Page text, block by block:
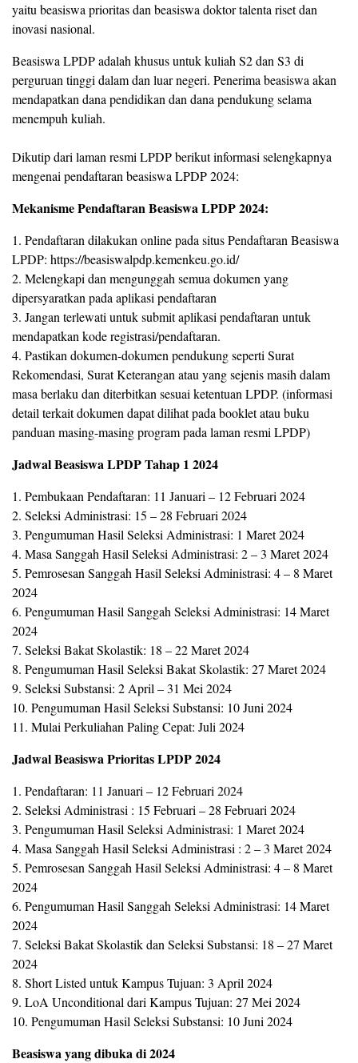
yaitu beasiswa prioritas dan beasiswa doktor talenta riset dan
inovasi nasional.
Beasiswa LPDP adalah khusus untuk kuliah S2 dan S3 di
perguruan tinggi dalam dan luar negeri. Penerima beasiswa akan
mendapatkan dana pendidikan dan dana pendukung selama
menempuh kuliah.
Dikutip dari laman resmi LPDP berikut informasi selengkapnya
mengenai pendaftaran beasiswa LPDP 2024:
Mekanisme Pendaftaran Beasiswa LPDP 2024:
1. Pendaftaran dilakukan online pada situs Pendaftaran Beasiswa
LPDP: https://beasiswalpdp.kemenkeu.go.id/
2. Melengkapi dan mengunggah semua dokumen yang
dipersyaratkan pada aplikasi pendaftaran
3. Jangan terlewati untuk submit aplikasi pendaftaran untuk
mendapatkan kode registrasi/pendaftaran.
4. Pastikan dokumen-dokumen pendukung seperti Surat
Rekomendasi, Surat Keterangan atau yang sejenis masih dalam
masa berlaku dan diterbitkan sesuai ketentuan LPDP. (informasi
detail terkait dokumen dapat dilihat pada booklet atau buku
panduan masing-masing program pada laman resmi LPDP)
Jadwal Beasiswa LPDP Tahap 1 2024
1. Pembukaan Pendaftaran: 11 Januari – 12 Februari 2024
2. Seleksi Administrasi: 15 – 28 Februari 2024
3. Pengumuman Hasil Seleksi Administrasi: 1 Maret 2024
4. Masa Sanggah Hasil Seleksi Administrasi: 2 – 3 Maret 2024
5. Pemrosesan Sanggah Hasil Seleksi Administrasi: 4 – 8 Maret
2024
6. Pengumuman Hasil Sanggah Seleksi Administrasi: 14 Maret
2024
7. Seleksi Bakat Skolastik: 18 – 22 Maret 2024
8. Pengumuman Hasil Seleksi Bakat Skolastik: 27 Maret 2024
9. Seleksi Substansi: 2 April – 31 Mei 2024
10. Pengumuman Hasil Seleksi Substansi: 10 Juni 2024
11. Mulai Perkuliahan Paling Cepat: Juli 2024
Jadwal Beasiswa Prioritas LPDP 2024
1. Pendaftaran: 11 Januari – 12 Februari 2024
2. Seleksi Administrasi : 15 Februari – 28 Februari 2024
3. Pengumuman Hasil Seleksi Administrasi: 1 Maret 2024
4. Masa Sanggah Hasil Seleksi Administrasi : 2 – 3 Maret 2024
5. Pemrosesan Sanggah Hasil Seleksi Administrasi: 4 – 8 Maret
2024
6. Pengumuman Hasil Sanggah Seleksi Administrasi: 14 Maret
2024
7. Seleksi Bakat Skolastik dan Seleksi Substansi: 18 – 27 Maret
2024
8. Short Listed untuk Kampus Tujuan: 3 April 2024
9. LoA Unconditional dari Kampus Tujuan: 27 Mei 2024
10. Pengumuman Hasil Seleksi Substansi: 10 Juni 2024
Beasiswa yang dibuka di 2024